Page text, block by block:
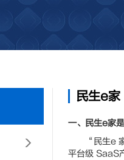
民生e家
一、民生e家是
“民生e 家"
平台级 SaaS